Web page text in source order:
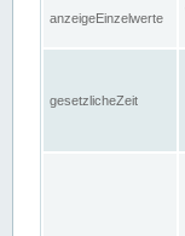
anzeigeEinzelwerte
gesetzlicheZeit